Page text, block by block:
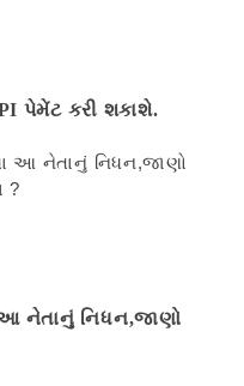
પેમેંટ કરી શકાશે.
નેતાનું નિધન,જાણો